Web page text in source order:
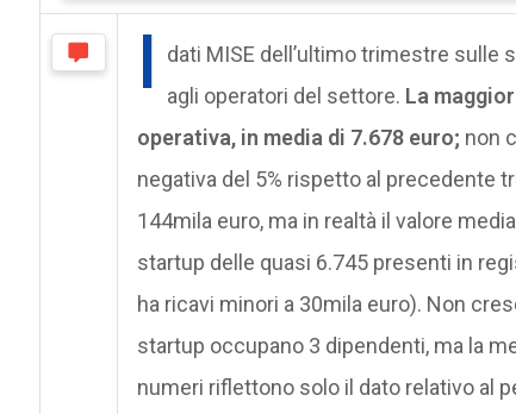
I
dati MISE dell’ultimo trimestre sulle
agli operatori del settore. La
operativa, in media di 7.678 euro; non
negativa del 5% rispetto al precedente
144mila euro, ma in realtà il valore
startup delle quasi 6.745 presenti in
ha ricavi minori a 30mila euro). Non
startup occupano 3 dipendenti, ma la
numeri riflettono solo il dato relativo al